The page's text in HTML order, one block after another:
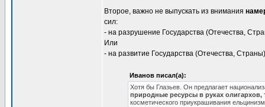
Второе, важно не выпускать из внимания
сил:
- на разрушение Государства (Отечества,
Или
- на развитие Государства (Отечества,
Иванов писал(а):
Хотя бы Глазьев. Он предлагает
природные ресурсы в руках олигархов,
косметического приукрашивания